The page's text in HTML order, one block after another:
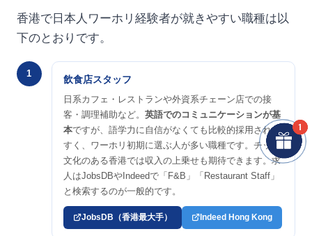
香港で日本人ワーホリ経験者が就きやすい職種は以
下のとおりです。
1 飲食店スタッフ
日系カフェ・レストランや外資系チェーン店での接
客・調理補助など。 英語でのコミュニケーションが基
本ですが、語学力に自信がなくても比較的採用されや
すく、ワーホリ初期に選ぶ人が多い職種です。チップ
文化のある香港では収入の上乗せも期待できます。求
人はJobsDBやIndeedで「F&B」「Restaurant Staff」
と検索するのが一般的です。
JobsDB（香港最大手） Indeed Hong Kong